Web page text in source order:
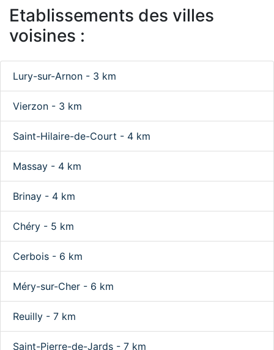
Etablissements des villes
voisines :
Lury-sur-Arnon - 3 km
Vierzon - 3 km
Saint-Hilaire-de-Court - 4 km
Massay - 4 km
Brinay - 4 km
Chéry - 5 km
Cerbois - 6 km
Méry-sur-Cher - 6 km
Reuilly - 7 km
Saint-Pierre-de-Jards - 7 km